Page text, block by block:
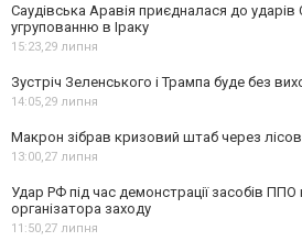
Саудівська Аравія приєдналася до
угрупованню в Іраку
15:23,29 липня
Зустріч Зеленського і Трампа буде без
14:05,29 липня
Макрон зібрав кризовий штаб через
13:00,27 липня
Удар РФ під час демонстрації засобів ППО
організатора заходу
11:50,27 липня